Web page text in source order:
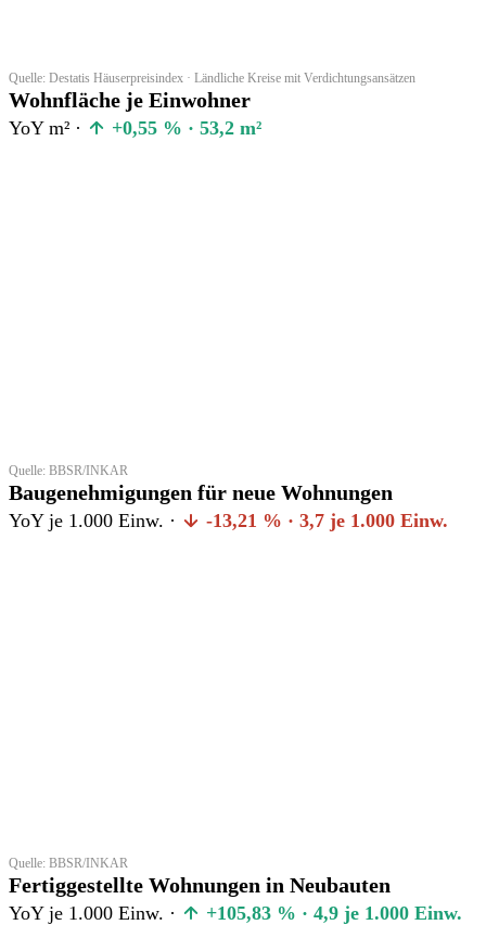
Quelle: Destatis Häuserpreisindex · Ländliche Kreise mit Verdichtungsansätzen
Wohnfläche je Einwohner
YoY m² · +0,55 % · 53,2 m²
Quelle: BBSR/INKAR
Baugenehmigungen für neue Wohnungen
YoY je 1.000 Einw. · -13,21 % · 3,7 je 1.000 Einw.
Quelle: BBSR/INKAR
Fertiggestellte Wohnungen in Neubauten
YoY je 1.000 Einw. · +105,83 % · 4,9 je 1.000 Einw.